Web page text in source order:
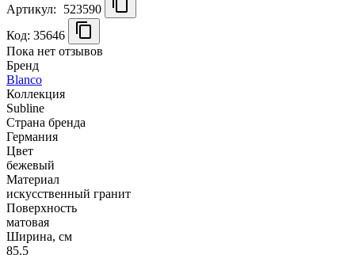
Артикул:
523590
Код: 35646
Пока нет отзывов
Бренд
Blanco
Коллекция
Subline
Страна бренда
Германия
Цвет
бежевый
Материал
искусственный гранит
Поверхность
матовая
Ширина, см
85.5